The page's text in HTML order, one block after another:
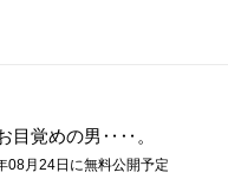
目覚めの男‥‥。
08月24日 に無料公開予定